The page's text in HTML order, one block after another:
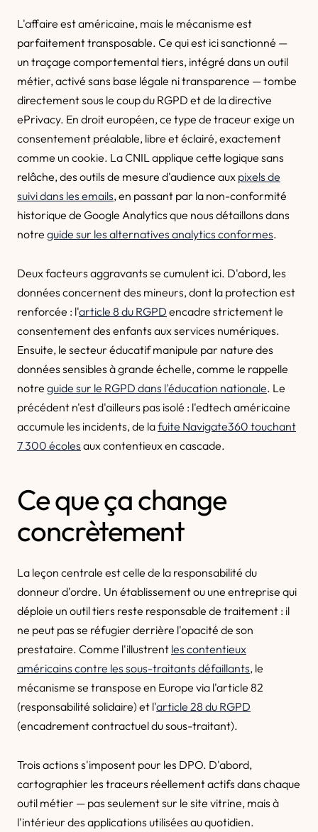
L'affaire est américaine, mais le mécanisme est
parfaitement transposable. Ce qui est ici sanctionné —
un traçage comportemental tiers, intégré dans un outil
métier, activé sans base légale ni transparence — tombe
directement sous le coup du RGPD et de la directive
ePrivacy. En droit européen, ce type de traceur exige un
consentement préalable, libre et éclairé, exactement
comme un cookie. La CNIL applique cette logique sans
relâche, des outils de mesure d'audience aux pixels de
suivi dans les emails, en passant par la non-conformité
historique de Google Analytics que nous détaillons dans
notre guide sur les alternatives analytics conformes.
Deux facteurs aggravants se cumulent ici. D'abord, les
données concernent des mineurs, dont la protection est
renforcée : l'article 8 du RGPD encadre strictement le
consentement des enfants aux services numériques.
Ensuite, le secteur éducatif manipule par nature des
données sensibles à grande échelle, comme le rappelle
notre guide sur le RGPD dans l'éducation nationale. Le
précédent n'est d'ailleurs pas isolé : l'edtech américaine
accumule les incidents, de lafuite Navigate360 touchant
7 300 écoles aux contentieux en cascade.
Ce que ça change
concrètement
La leçon centrale est celle de la responsabilité du
donneur d'ordre. Un établissement ou une entreprise qui
déploie un outil tiers reste responsable de traitement : il
ne peut pas se réfugier derrière l'opacité de son
prestataire. Comme l'illustrent les contentieux
américains contre les sous-traitants défaillants, le
mécanisme se transpose en Europe via l'article 82
(responsabilité solidaire) et l'article 28 du RGPD
(encadrement contractuel du sous-traitant).
Trois actions s'imposent pour les DPO. D'abord,
cartographier les traceurs réellement actifs dans chaque
outil métier — pas seulement sur le site vitrine, mais à
l'intérieur des applications utilisées au quotidien.